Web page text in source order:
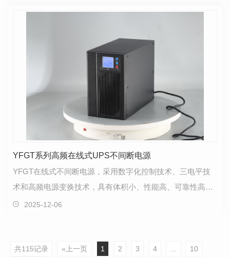
YFGT系列高频在线式UPS不间断电源
YFGT在线式不间断电源，采用数字化控制技术、三电平技
术和高频电源变换技术，具有体积小、性能高、可靠性高等
特点，节能效益显 著，大幅减少运营成本，集交流稳压…
2025-12-06
共115记录 «上一页 1 2 3 4 10